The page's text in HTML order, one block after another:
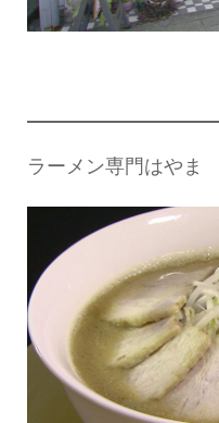
ラーメン専門はやま